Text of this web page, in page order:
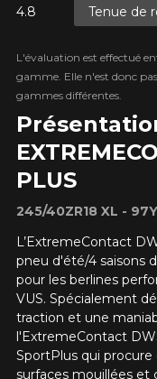
PLUS
245/40ZR18 XL - 97Y
L’ExtremeContact
pneu d'été/4 saisons
pour les berlines
VUS. Spécialement
traction et une
l'ExtremeContact
SportPlus qui
surfaces mouillées et
Tenue de
L'évaluation est effectué
gamme. Elle n'est donc
gammes différentes.